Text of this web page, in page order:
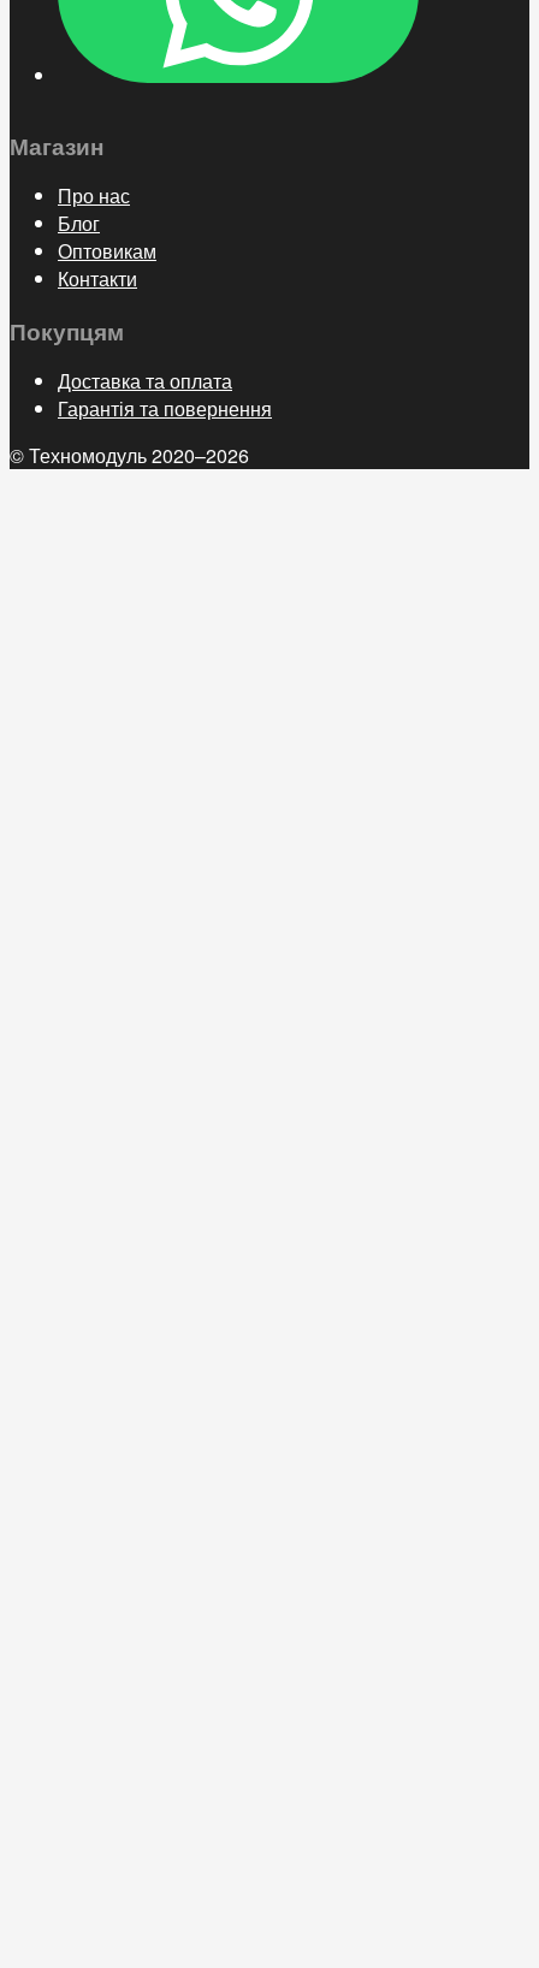
Магазин
Про нас
Блог
Оптовикам
Контакти
Покупцям
Доставка та оплата
Гарантія та повернення
© Техномодуль 2020–2026